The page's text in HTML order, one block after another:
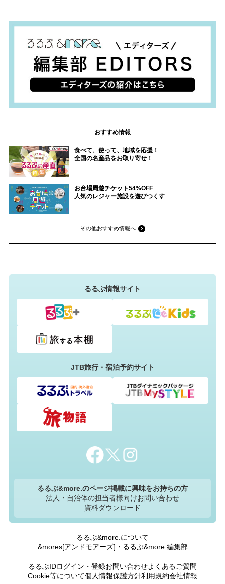
おすすめ情報
食べて、使って、地域を応援！
全国の名産品をお取り寄せ！
お台場周遊チケット54%OFF
人気のレジャー施設を遊びつくす
その他おすすめ情報へ
るるぶ情報サイト
JTB旅行・宿泊予約サイト
るるぶ&more.のページ掲載に興味をお持ちの方
法人・自治体の担当者様向けお問い合わせ
資料ダウンロード
るるぶ&more.について
&mores[アンドモアーズ]・るるぶ&more.編集部
るるぶIDログイン・登録お問い合わせよくあるご質問
Cookie等について個人情報保護方針利用規約会社情報